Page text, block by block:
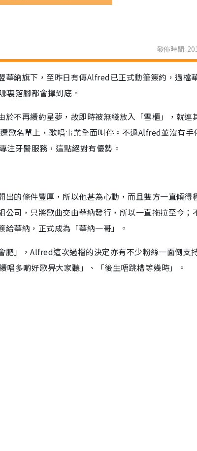
發佈時間:
納旗下，至昨日有傳Alfred已正式動筆簽約，過檔
裏落腳都會撑到底。
不再續約星夢，故即時被無綫放入「雪櫃」，就連
歌名單上，歌唱事業全面叫停。不過Alfred並沒有手
注牙醫服務，這點絕對有優勢。
的條件豐厚，所以他甚為心動，而且雙方一直傾得
司，只將歌曲交由華納發行，所以一直拖拉至今；
華納，正式成為「華納一哥」。
」，Alfred這次過檔的決定亦有不少粉絲一面倒支
唱多啲好歌畀大家聽」、「後生唔跳槽等幾時」。